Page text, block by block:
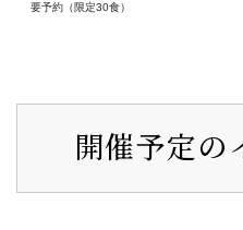
要予約（限定30食）
開催予定の